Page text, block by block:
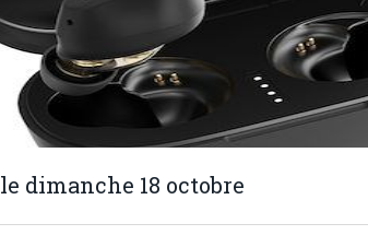
dimanche 18 octobre